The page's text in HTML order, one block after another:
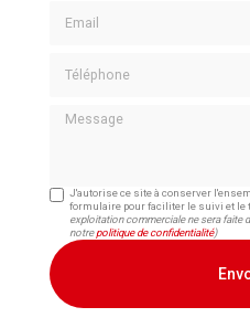
Message
J'autorise ce site à conserver
formulaire pour faciliter le suivi et le
exploitation commerciale ne sera faite
notrepolitique de confidentialité)